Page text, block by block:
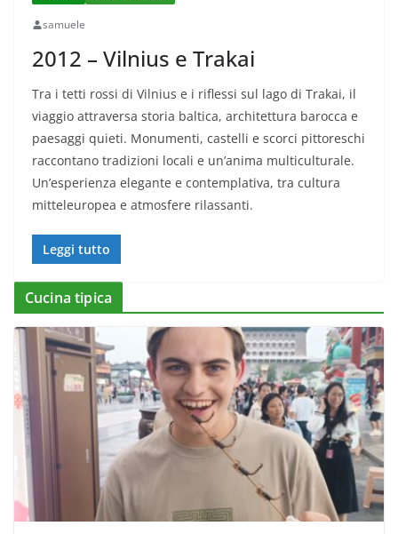
samuele
2012 – Vilnius e Trakai
Tra i tetti rossi di Vilnius e i riflessi sul lago di Trakai, il
viaggio attraversa storia baltica, architettura barocca e
paesaggi quieti. Monumenti, castelli e scorci pittoreschi
raccontano tradizioni locali e un’anima multiculturale.
Un’esperienza elegante e contemplativa, tra cultura
mitteleuropea e atmosfere rilassanti.
Leggi tutto
Cucina tipica